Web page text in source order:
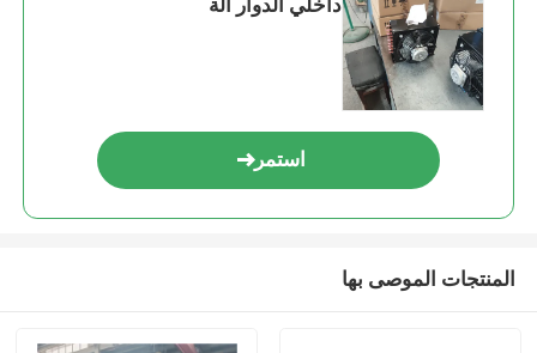
داخلي الدوار آلة
استمر
المنتجات الموصى بها